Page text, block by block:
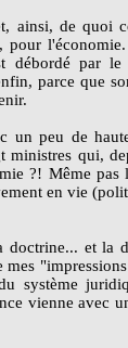
ainsi, de quoi
pour
débordé par le
parce que
un peu de
ministres qui,
?! Même pas
en vie
doctrine... et la
système
vienne avec